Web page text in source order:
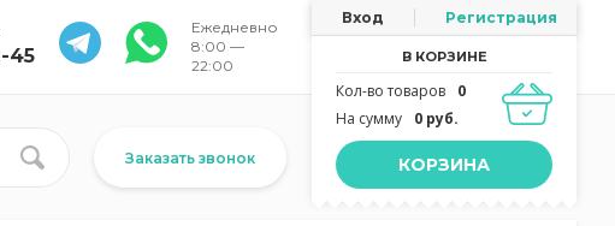
45
Ежедневно
8:00 —
22:00
Вход Регистрация
В КОРЗИНЕ
Кол-во товаров
0
На сумму
0 руб.
КОРЗИНА
Заказать звонок